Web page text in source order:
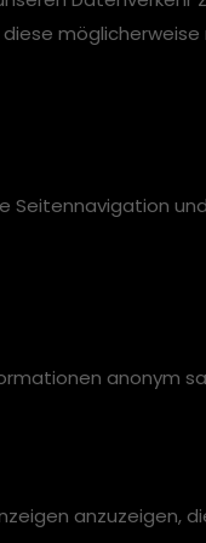
anonym
anzuzeigen,